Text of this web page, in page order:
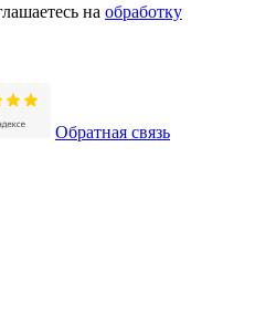
на обработку
Обратная связь